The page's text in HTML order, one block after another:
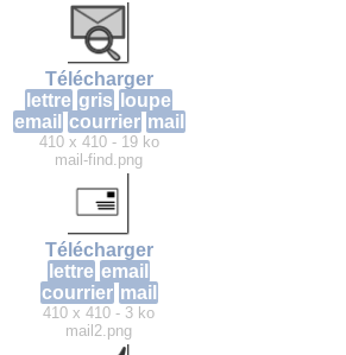
Télécharger
lettre gris
loupe
email courrier mail
410 x 410 - 19 ko
mail-find.png
Télécharger
lettre email
courrier mail
410 x 410 - 3 ko
mail2.png